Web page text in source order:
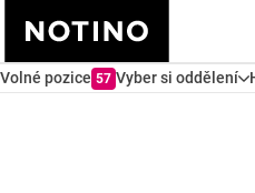
Volné pozice 57 Vyber si oddělení